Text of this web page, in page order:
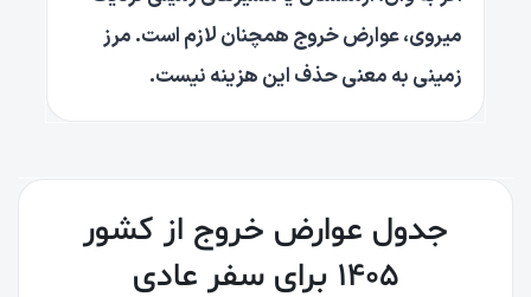
میروی، عوارض خروج همچنان لازم است. مرز
زمینی به معنی حذف این هزینه نیست.
جدول عوارض خروج از کشور
۱۴۰۵ برای سفر عادی